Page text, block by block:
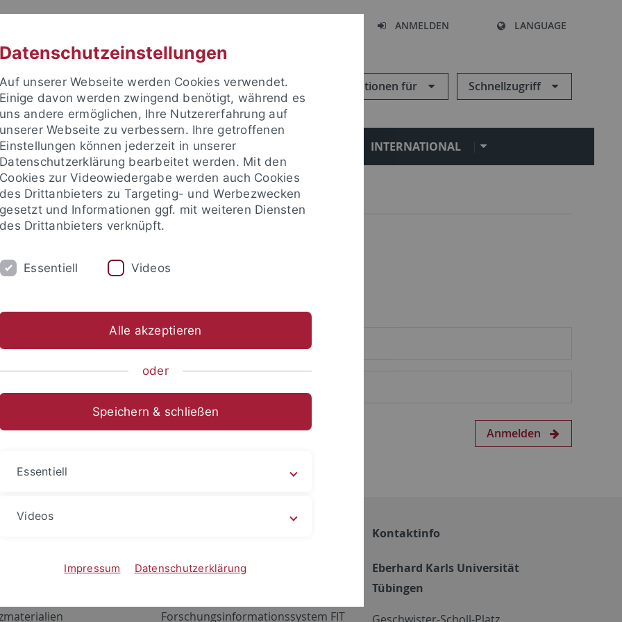
ANMELDEN LANGUAGE
Informationen für Schnellzugriff
FORSCHUNG EINRICHTUNGEN INTERNATIONAL
um sich anzumelden:
Anmelden
Netzwerk
ALMA
Forschungsinformationssystem FIT
Kontaktinfo
Eberhard Karls Universität
Tübingen
Datenschutzeinstellungen
Auf unserer Webseite werden Cookies verwendet.
Einige davon werden zwingend benötigt, während es
uns andere ermöglichen, Ihre Nutzererfahrung auf
unserer Webseite zu verbessern. Ihre getroffenen
Einstellungen können jederzeit in unserer
Datenschutzerklärung bearbeitet werden. Mit den
Cookies zur Videowiedergabe werden auch Cookies
des Drittanbieters zu Targeting- und Werbezwecken
gesetzt und Informationen ggf. mit weiteren Diensten
des Drittanbieters verknüpft.
Essentiell Videos
Alle akzeptieren
oder
Speichern & schließen
Essentiell
Videos
Impressum Datenschutzerklärung